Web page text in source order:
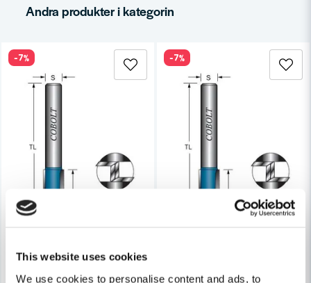
This website uses cookies
We use cookies to personalise content and ads, to
Ja, ni får publicera min fråga
Andra produkter i kategorin
-7% -7%